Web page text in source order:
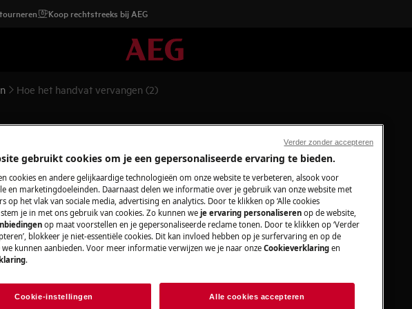
Koop rechtstreeks bij AEG
Hoe het handvat vervangen (2)
(2)
voordat je met
voor zware apparaten zijn twee
gebruikt cookies om je een gepersonaliseerde ervaring te bieden.
cookies en andere gelijkaardige technologieën om onze website te verbeteren, alsook voor
en marketingdoeleinden. Daarnaast delen we informatie over je gebruik van onze website met
op het vlak van sociale media, advertising en analytics. Door te klikken op ‘Alle cookies
stem je in met ons gebruik van cookies. Zo kunnen we je ervaring personaliseren op de website,
op maat voorstellen en je gepersonaliseerde reclame tonen. Door te klikken op ‘Verder
blokkeer je niet-essentiële cookies. Dit kan invloed hebben op je surfervaring en op de
kunnen aanbieden. Voor meer informatie verwijzen we je naar onze Cookieverklaring en
.
Cookie-instellingen Alle cookies accepteren
Verder zonder accepteren